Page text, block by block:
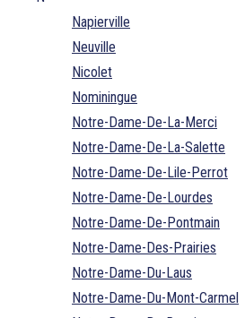
Napierville
Neuville
Nicolet
Nominingue
Notre-Dame-De-La-Merci
Notre-Dame-De-La-Salette
Notre-Dame-De-Lile-Perrot
Notre-Dame-De-Lourdes
Notre-Dame-De-Pontmain
Notre-Dame-Des-Prairies
Notre-Dame-Du-Laus
Notre-Dame-Du-Mont-Carmel